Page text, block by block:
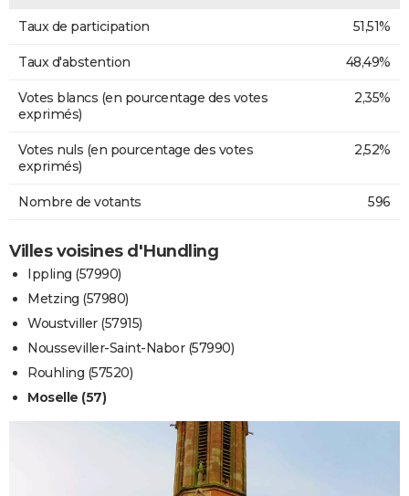
Taux de participation 51,51%
Taux d'abstention 48,49%
Votes blancs (en pourcentage des votes
exprimés)
2,35%
Votes nuls (en pourcentage des votes
exprimés)
2,52%
Nombre de votants 596
Villes voisines d'Hundling
Ippling (57990)
Metzing (57980)
Woustviller (57915)
Nousseviller-Saint-Nabor (57990)
Rouhling (57520)
Moselle (57)